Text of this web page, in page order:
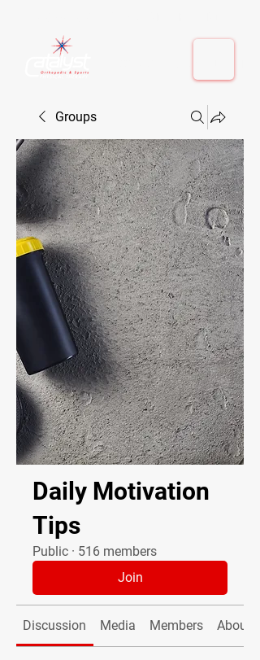
Groups
Daily Motivation
Tips
Public · 516 members
Join
Discussion Media Members About